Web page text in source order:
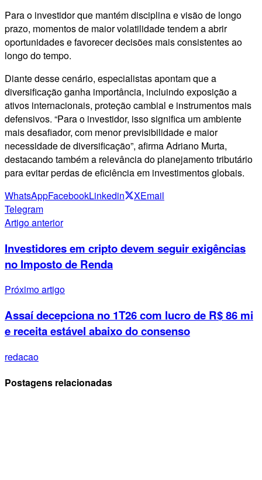
Para o investidor que mantém disciplina e visão de longo
prazo, momentos de maior volatilidade tendem a abrir
oportunidades e favorecer decisões mais consistentes ao
longo do tempo.
Diante desse cenário, especialistas apontam que a
diversificação ganha importância, incluindo exposição a
ativos internacionais, proteção cambial e instrumentos mais
defensivos. “Para o investidor, isso significa um ambiente
mais desafiador, com menor previsibilidade e maior
necessidade de diversificação”, afirma Adriano Murta,
destacando também a relevância do planejamento tributário
para evitar perdas de eficiência em investimentos globais.
WhatsAppFacebookLinkedin XEmail
Telegram
Artigo anterior
Investidores em cripto devem seguir exigências
no Imposto de Renda
Próximo artigo
Assaí decepciona no 1T26 com lucro de R$ 86 mi
e receita estável abaixo do consenso
redacao
Postagens relacionadas